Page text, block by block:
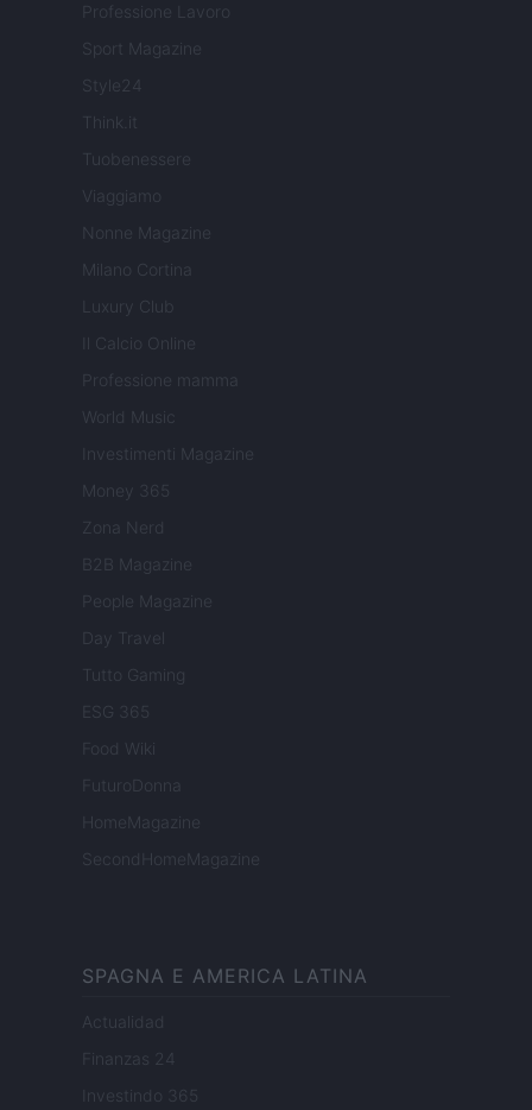
Professione Lavoro
Sport Magazine
Style24
Think.it
Tuobenessere
Viaggiamo
Nonne Magazine
Milano Cortina
Luxury Club
Il Calcio Online
Professione mamma
World Music
Investimenti Magazine
Money 365
Zona Nerd
B2B Magazine
People Magazine
Day Travel
Tutto Gaming
ESG 365
Food Wiki
FuturoDonna
HomeMagazine
SecondHomeMagazine
SPAGNA E AMERICA LATINA
Actualidad
Finanzas 24
Investindo 365